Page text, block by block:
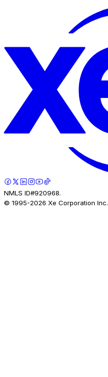
NMLS ID#920968.
© 1995-2026 Xe Corporation Inc.